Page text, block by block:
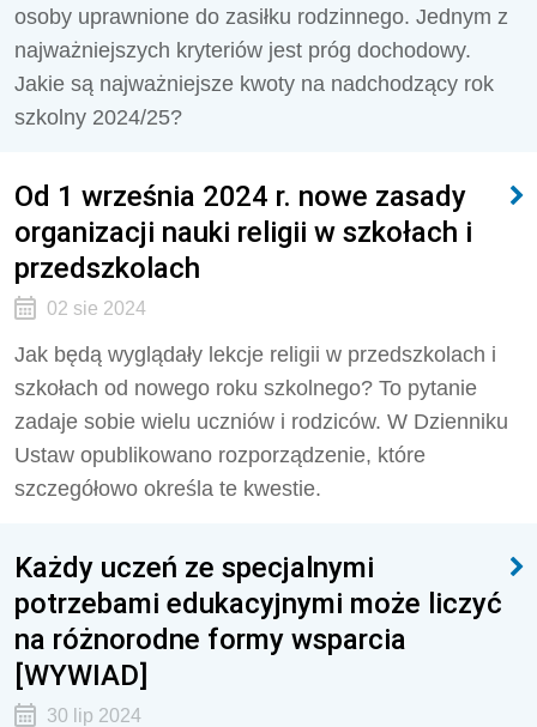
osoby uprawnione do zasiłku rodzinnego. Jednym z
najważniejszych kryteriów jest próg dochodowy.
Jakie są najważniejsze kwoty na nadchodzący rok
szkolny 2024/25?
Od 1 września 2024 r. nowe zasady
organizacji nauki religii w szkołach i
przedszkolach
02 sie 2024
Jak będą wyglądały lekcje religii w przedszkolach i
szkołach od nowego roku szkolnego? To pytanie
zadaje sobie wielu uczniów i rodziców. W Dzienniku
Ustaw opublikowano rozporządzenie, które
szczegółowo określa te kwestie.
Każdy uczeń ze specjalnymi
potrzebami edukacyjnymi może liczyć
na różnorodne formy wsparcia
[WYWIAD]
30 lip 2024